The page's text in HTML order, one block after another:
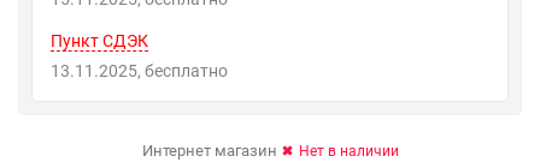
Пункт СДЭК
13.11.2025
Бесплатно
Интернет магазин Нет в наличии